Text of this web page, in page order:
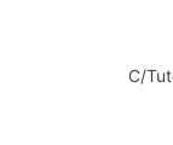
C/